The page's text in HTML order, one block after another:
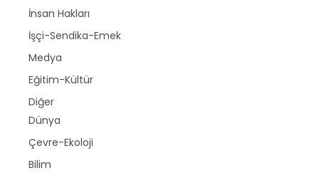
İnsan Hakları
İşçi-Sendika-Emek
Medya
Eğitim-Kültür
Diğer
Dünya
Çevre-Ekoloji
Bilim